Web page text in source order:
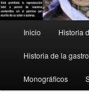
principal
Inicio Historia
Historia de la
Monográficos